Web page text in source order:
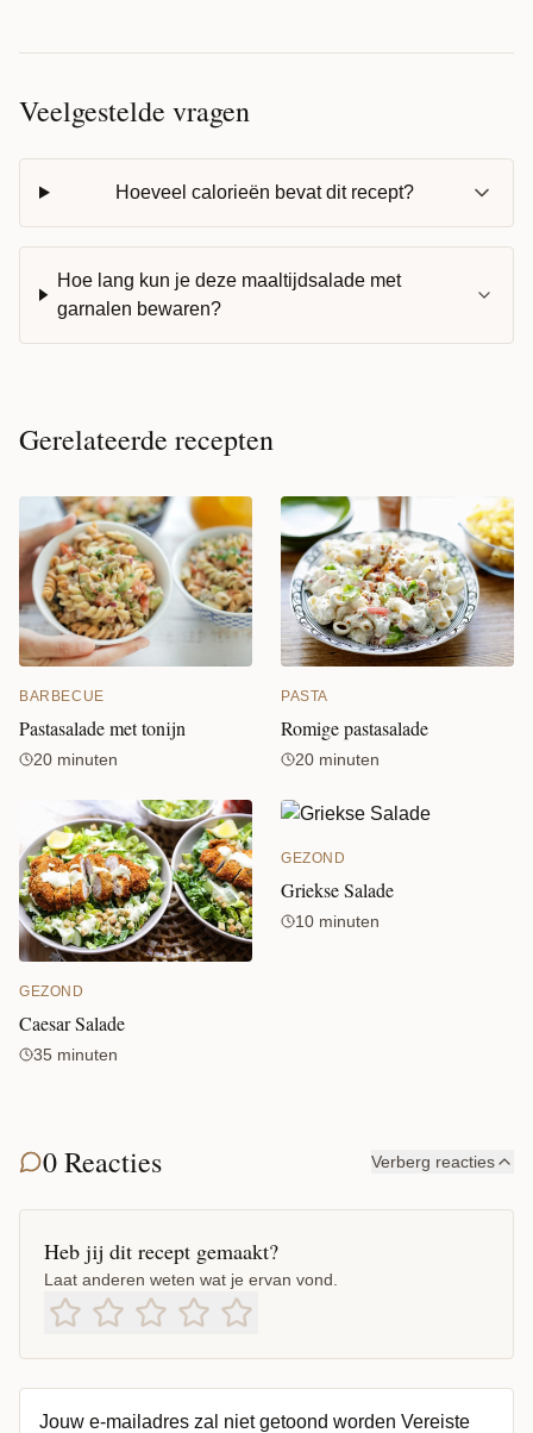
Veelgestelde vragen
Hoeveel calorieën bevat dit recept?
Hoe lang kun je deze maaltijdsalade met
garnalen bewaren?
Gerelateerde recepten
BARBECUE
Pastasalade met tonijn
20 minuten
PASTA
Romige pastasalade
20 minuten
GEZOND
Caesar Salade
35 minuten
GEZOND
Griekse Salade
10 minuten
0 Reacties Verberg reacties
Heb jij dit recept gemaakt?
Laat anderen weten wat je ervan vond.
Jouw e-mailadres zal niet getoond worden Vereiste